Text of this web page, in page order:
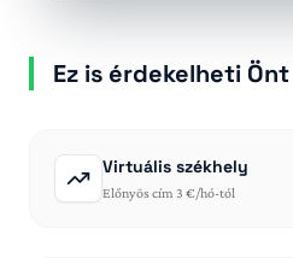
Ez is érdekelheti Önt
Virtuális székhely
Előnyös cím 3 €/hó-tól